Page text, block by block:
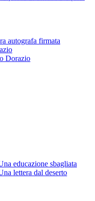
autografa firmata
Dorazio
educazione sbagliata
lettera dal deserto